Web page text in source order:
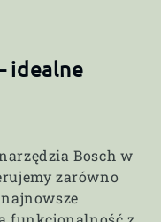
idealne
Bosch w
zarówno